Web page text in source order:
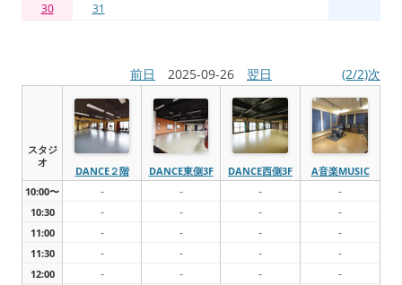
30
31
前日 2025-09-26 翌日 (2/2)次
スタジ
オ
DANCE２階 DANCE東側3F DANCE西側3F
A音楽MUSIC
10:00〜
- - - -
10:30 - - - -
11:00 - - - -
11:30 - - - -
12:00 - - - -